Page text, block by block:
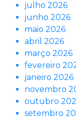
julho 2026
junho 2026
maio 2026
abril 2026
março 2026
fevereiro
janeiro 2026
novembro
outubro
setembro